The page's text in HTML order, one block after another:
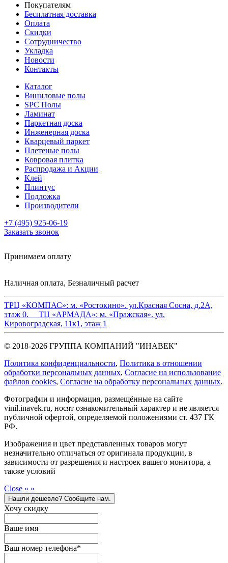
Покупателям
Бесплатная доставка
Оплата
Скидки
Сотрудничество
Укладка
Новости
Контакты
Каталог
Виниловые полы
SPC Полы
Ламинат
Паркетная доска
Инженерная доска
Кварцевый паркет
Плетеные полы
Ковровая плитка
Распродажа и Акции
Клей
Плинтус
Подложка
Производители
+7 (495) 925-06-19
Заказать звонок
Принимаем оплату
Наличная оплата, Безналичный расчет
ТРЦ «КОМПАС»: м. «Ростокино». ул.Красная Сосна, д.2А,
этаж 0. ТЦ «АРМАДА»: м. «Пражская». ул.
Кировоградская, 11к1, этаж 1
© 2018-2026 ГРУППА КОМПАНИЙ "ИНАВЕК"
Политика конфиденциальности, Политика в отношении
обработки персональных данных, Cогласие на использование
файлов cookies, Согласие на обработку персональных данных.
Фотографии и информация, размещённые на сайте
vinil.inavek.ru, носят ознакомительный характер и не является
публичной офертой, определяемой положениями ст. 437 ГК
РФ.
Изображения и цвет представленных товаров могут
незначительно отличаться от оригинала продукции, в
зависимости от разрешения и настроек вашего монитора, а
также условий
Close « »
Нашли дешевле? Сообщите нам.
Хочу скидку
Ваше имя
Ваш номер телефона*